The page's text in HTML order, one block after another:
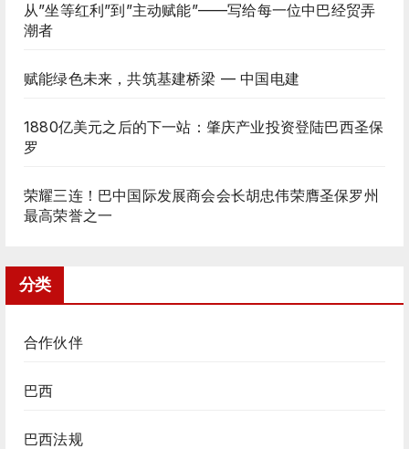
从”坐等红利”到”主动赋能”——写给每一位中巴经贸弄
潮者
赋能绿色未来，共筑基建桥梁 — 中国电建
1880亿美元之后的下一站：肇庆产业投资登陆巴西圣保
罗
荣耀三连！巴中国际发展商会会长胡忠伟荣膺圣保罗州
最高荣誉之一
分类
合作伙伴
巴西
巴西法规